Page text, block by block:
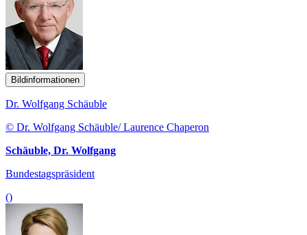
Bildinformationen
Dr. Wolfgang Schäuble
© Dr. Wolfgang Schäuble/ Laurence Chaperon
Schäuble, Dr. Wolfgang
Bundestagspräsident
()